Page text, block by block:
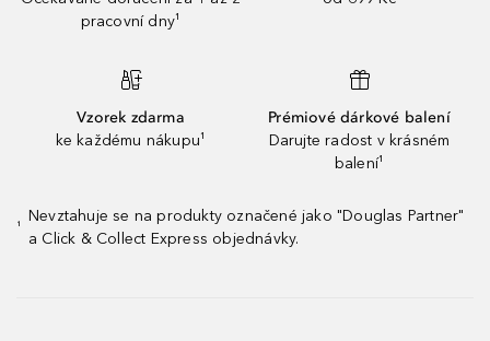
pracovní dny¹
Vzorek zdarma
ke každému nákupu¹
Prémiové dárkové balení
Darujte radost v krásném
balení¹
¹
Nevztahuje se na produkty označené jako "Douglas Partner"
a Click & Collect Express objednávky.